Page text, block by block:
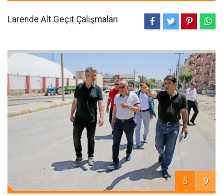
Larende Alt Geçit Çalışmaları
5 9